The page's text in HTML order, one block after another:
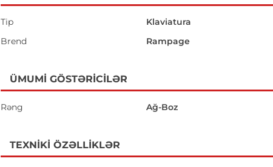
Tip
Klaviatura
Brend
Rampage
ÜMUMI GÖSTƏRICILƏR
Rəng Ağ-Boz
TEXNIKI ÖZƏLLIKLƏR